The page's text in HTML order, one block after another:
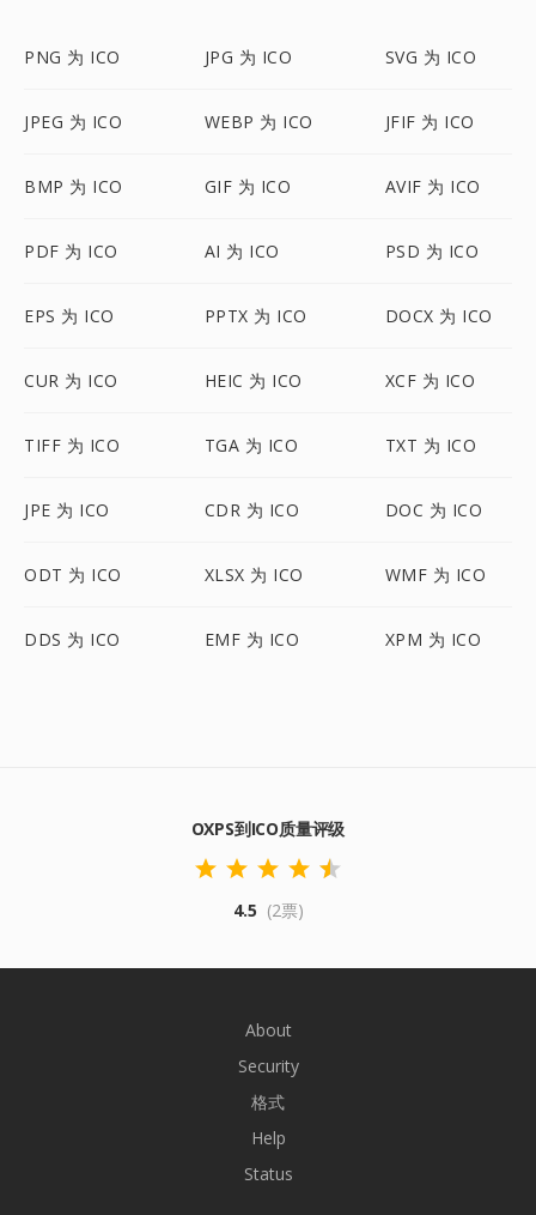
PNG 为 ICO JPG 为 ICO SVG 为 ICO
JPEG 为 ICO WEBP 为 ICO JFIF 为 ICO
BMP 为 ICO GIF 为 ICO AVIF 为 ICO
PDF 为 ICO AI 为 ICO PSD 为 ICO
EPS 为 ICO PPTX 为 ICO DOCX 为 ICO
CUR 为 ICO HEIC 为 ICO XCF 为 ICO
TIFF 为 ICO TGA 为 ICO TXT 为 ICO
JPE 为 ICO CDR 为 ICO DOC 为 ICO
ODT 为 ICO XLSX 为 ICO WMF 为 ICO
DDS 为 ICO EMF 为 ICO XPM 为 ICO
OXPS到ICO质量评级
4.5 (2票)
About
Security
格式
Help
Status